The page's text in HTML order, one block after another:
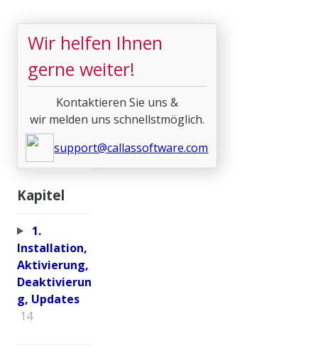
Wir helfen Ihnen
gerne weiter!
Kontaktieren Sie uns &
wir melden uns schnellstmöglich.
support@callassoftware.com
Kapitel
1.
Installation,
Aktivierung,
Deaktivierun
g, Updates
14